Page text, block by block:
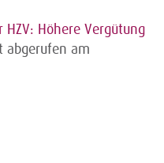
Höhere Vergütung
abgerufen am